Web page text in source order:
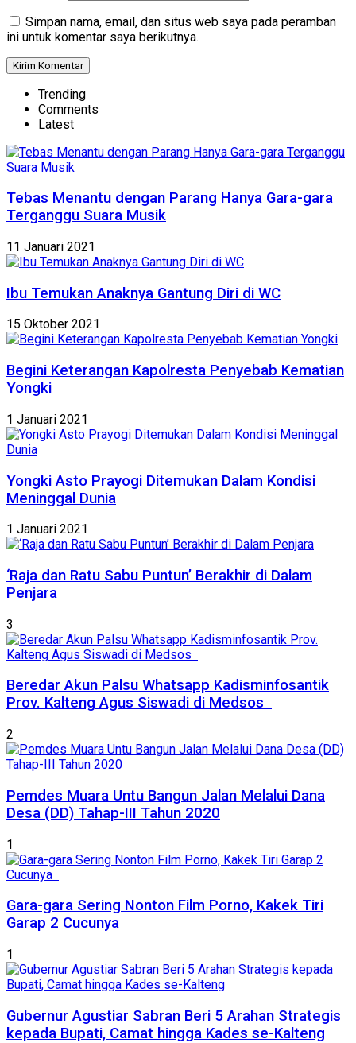
Simpan nama, email, dan situs web saya pada peramban
ini untuk komentar saya berikutnya.
Trending
Comments
Latest
Tebas Menantu dengan Parang Hanya Gara-gara
Terganggu Suara Musik
11 Januari 2021
Ibu Temukan Anaknya Gantung Diri di WC
15 Oktober 2021
Begini Keterangan Kapolresta Penyebab Kematian
Yongki
1 Januari 2021
Yongki Asto Prayogi Ditemukan Dalam Kondisi
Meninggal Dunia
1 Januari 2021
‘Raja dan Ratu Sabu Puntun’ Berakhir di Dalam
Penjara
3
Beredar Akun Palsu Whatsapp Kadisminfosantik
Prov. Kalteng Agus Siswadi di Medsos
2
Pemdes Muara Untu Bangun Jalan Melalui Dana
Desa (DD) Tahap-III Tahun 2020
1
Gara-gara Sering Nonton Film Porno, Kakek Tiri
Garap 2 Cucunya
1
Gubernur Agustiar Sabran Beri 5 Arahan Strategis
kepada Bupati, Camat hingga Kades se-Kalteng